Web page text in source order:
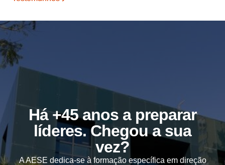
Há +45 anos a preparar
líderes. Chegou a sua
vez?
A AESE dedica-se à formação específica em direção